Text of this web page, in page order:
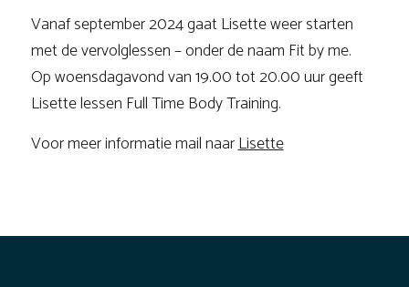
Vanaf september 2024 gaat Lisette weer starten
met de vervolglessen – onder de naam Fit by me.
Op woensdagavond van 19.00 tot 20.00 uur geeft
Lisette lessen Full Time Body Training.
Voor meer informatie mail naarLisette